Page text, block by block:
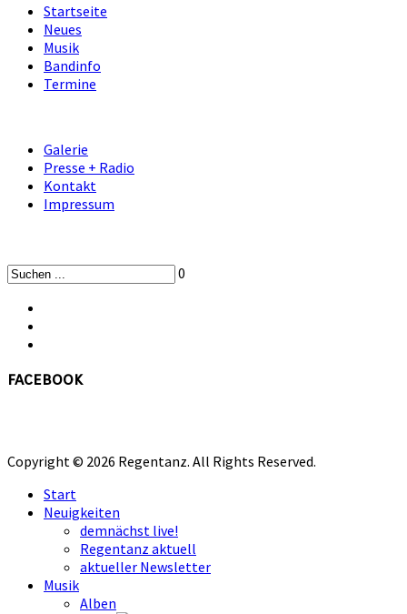
Startseite
Neues
Musik
Bandinfo
Termine
Galerie
Presse + Radio
Kontakt
Impressum
0
facebook
Copyright © 2026 Regentanz. All Rights Reserved.
Start
Neuigkeiten
demnächst live!
Regentanz aktuell
aktueller Newsletter
Musik
Alben